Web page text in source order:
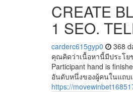
CREATE
1 SEO.
carderc615gyp0 368
คุณคิดว่าเนื้อหานี้มีประโย
Participant hand is
อันดับหนึ่งของผู้คนในแถบ
https://